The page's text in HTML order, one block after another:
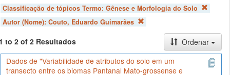
Classificação de tópicos Termo: Gênese e Morfologia do Solo
Autor (Nome): Couto, Eduardo Guimarães
to 2 of 2 Resultados
Ordenar
Dados de "Variabilidade de atributos do solo em um
transecto entre os biomas Pantanal Mato-grossense e